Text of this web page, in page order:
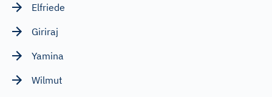
Elfriede
Giriraj
Yamina
Wilmut